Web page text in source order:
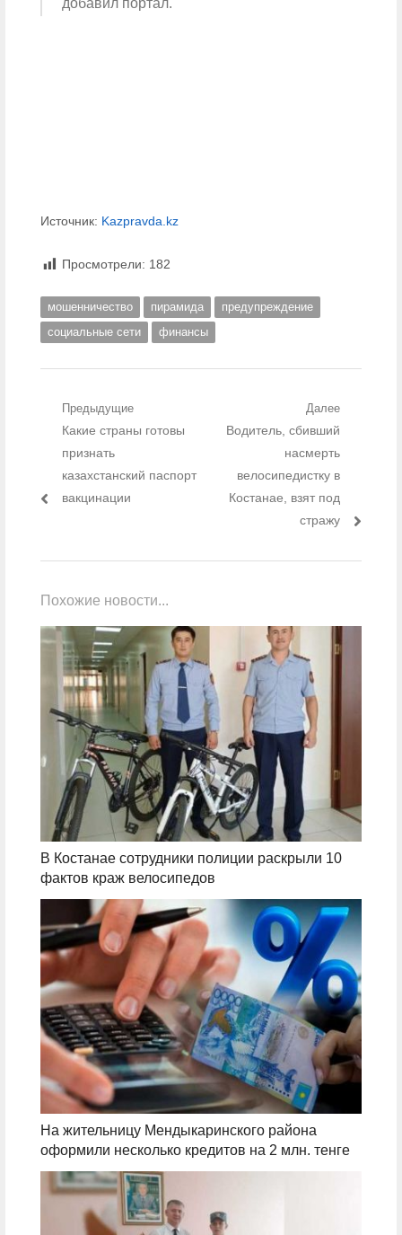
добавил портал.
Источник: Kazpravda.kz
Просмотрели: 182
мошенничество пирамида
предупреждение
социальные сети
финансы
Навигация по записям
Предыдущие
Предыдущий пост:
Какие страны готовы
признать
казахстанский паспорт
вакцинации
Далее
Следующий пост:
Водитель, сбивший
насмерть
велосипедистку в
Костанае, взят под
стражу
Похожие новости...
В Костанае сотрудники полиции раскрыли 10
фактов краж велосипедов
На жительницу Мендыкаринского района
оформили несколько кредитов на 2 млн. тенге